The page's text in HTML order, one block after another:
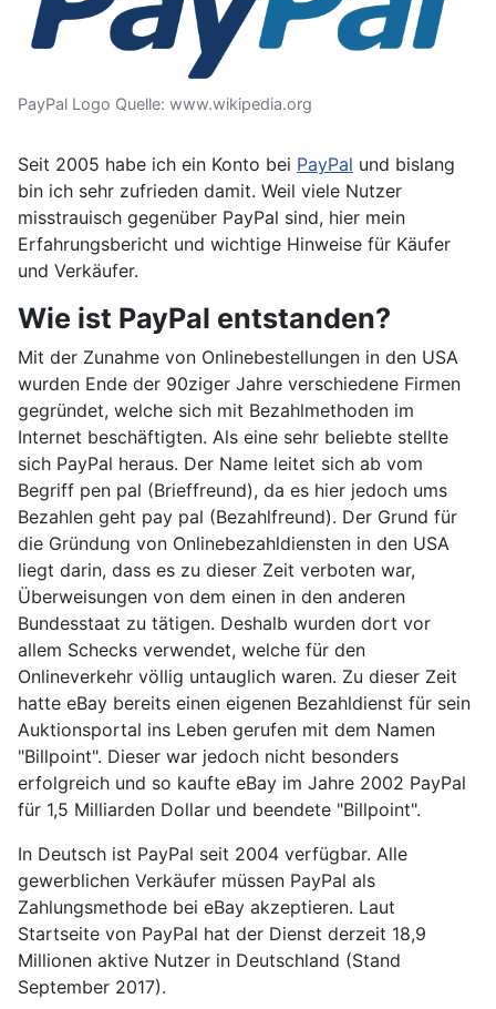
PayPal Logo Quelle: www.wikipedia.org
Seit 2005 habe ich ein Konto bei PayPal und bislang
bin ich sehr zufrieden damit. Weil viele Nutzer
misstrauisch gegenüber PayPal sind, hier mein
Erfahrungsbericht und wichtige Hinweise für Käufer
und Verkäufer.
Wie ist PayPal entstanden?
Mit der Zunahme von Onlinebestellungen in den USA
wurden Ende der 90ziger Jahre verschiedene Firmen
gegründet, welche sich mit Bezahlmethoden im
Internet beschäftigten. Als eine sehr beliebte stellte
sich PayPal heraus. Der Name leitet sich ab vom
Begriff pen pal (Brieffreund), da es hier jedoch ums
Bezahlen geht pay pal (Bezahlfreund). Der Grund für
die Gründung von Onlinebezahldiensten in den USA
liegt darin, dass es zu dieser Zeit verboten war,
Überweisungen von dem einen in den anderen
Bundesstaat zu tätigen. Deshalb wurden dort vor
allem Schecks verwendet, welche für den
Onlineverkehr völlig untauglich waren. Zu dieser Zeit
hatte eBay bereits einen eigenen Bezahldienst für sein
Auktionsportal ins Leben gerufen mit dem Namen
"Billpoint". Dieser war jedoch nicht besonders
erfolgreich und so kaufte eBay im Jahre 2002 PayPal
für 1,5 Milliarden Dollar und beendete "Billpoint".
In Deutsch ist PayPal seit 2004 verfügbar. Alle
gewerblichen Verkäufer müssen PayPal als
Zahlungsmethode bei eBay akzeptieren. Laut
Startseite von PayPal hat der Dienst derzeit 18,9
Millionen aktive Nutzer in Deutschland (Stand
September 2017).